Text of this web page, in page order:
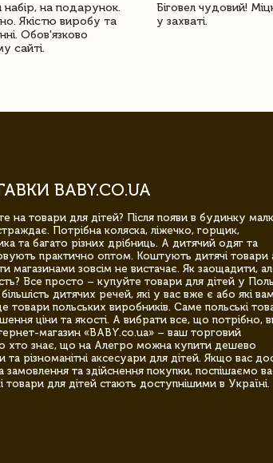
набір, на подарунок.
Якістю виробу та
Обов'язково
сайті.
Біговел чудовий!
у захваті.
BABY.CO.UA
на товари для дітей? Після появи в будинку
Потрібна коляска, ліжечко, горщик,
та багато різних дрібниць. А дитячий одяг та
практично оптом. Коштують дитячі товари
магазинами зовсім не вистачає. Як заощадити,
Все просто – купуйте товари для дітей у
дитячих речей, які у вас вже є або які вам
товари польських виробників. Саме польські
ціни та якості. А вибрати все, що потрібно,
магазин «BABY.co.ua» – ваш торговий
хто знає, що на Алегро можна купити дешево
та різноманітні аксесуари для дітей. Якщо вас
та здійснення покупки, поспішаємо
товари для дітей стають доступнішими в Україні.